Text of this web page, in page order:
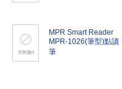
MPR Smart Reader
MPR-1026(筆型)點讀
筆